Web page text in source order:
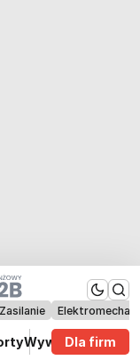
Zasilanie
WywiadyDla firm